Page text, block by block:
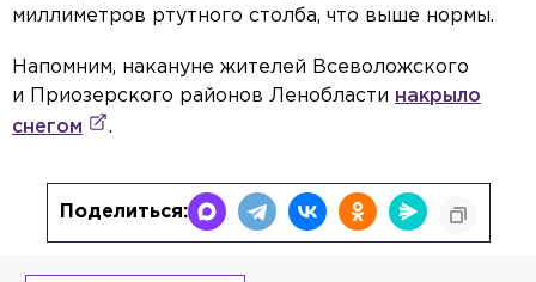
миллиметров ртутного столба, что выше нормы.
Напомним, накануне жителей Всеволожского
и Приозерского районов Ленобласти накрыло
снегом
.
Поделиться: